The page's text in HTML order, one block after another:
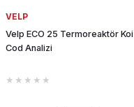
VELP
Velp ECO 25 Termoreaktör Koi
Cod Analizi